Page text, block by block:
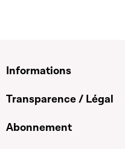
Informations
Transparence / Légal
Abonnement